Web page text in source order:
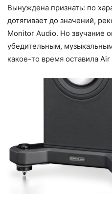
Вынуждена признать: по
дотягивает до значений,
Monitor Audio. Но звучание
убедительным,
какое-то время оставила